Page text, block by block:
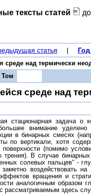
тексты статей
статья |
над термически
Том
среде над
стационарная задача
внимание
в бинарных смесях
по вертикали, хотя
поверхности (помимо
трения). В случае
солевых пальцев" -
воздействовать
вращения и
аналогичным образом
рассматриваемым здесь